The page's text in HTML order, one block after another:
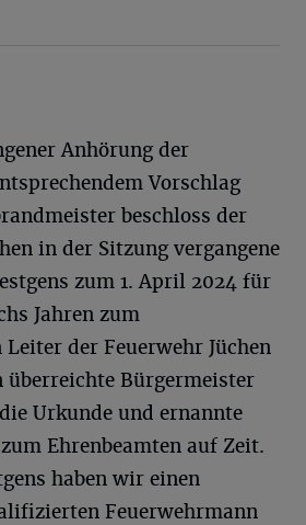
Anhörung der
Vorschlag
beschloss der
in der Sitzung vergangene
zum 1. April 2024 für
Jahren zum
der Feuerwehr Jüchen
überreichte Bürgermeister
Urkunde und ernannte
Ehrenbeamten auf Zeit.
haben wir einen
Feuerwehrmann